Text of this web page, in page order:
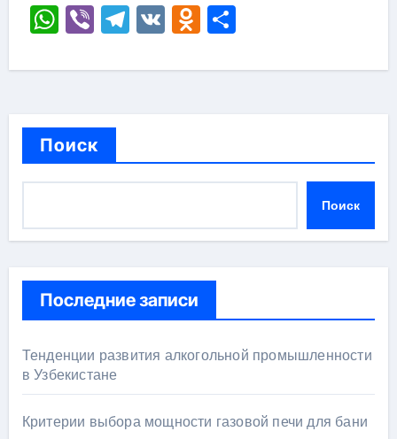
WhatsApp
ViberTelegram
VKOdnoklassniki
Отправить
Поиск
Поиск
Последние записи
Тенденции развития алкогольной промышленности
в Узбекистане
Критерии выбора мощности газовой печи для бани